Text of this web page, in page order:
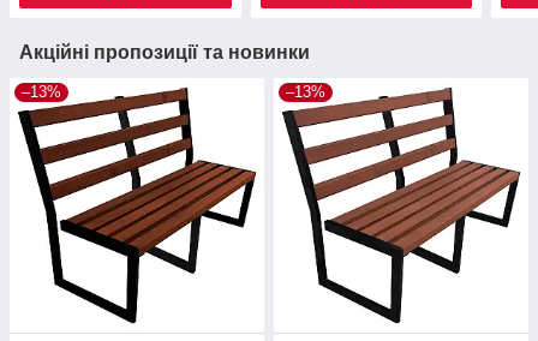
Акційні пропозиції та новинки
–13% –13%